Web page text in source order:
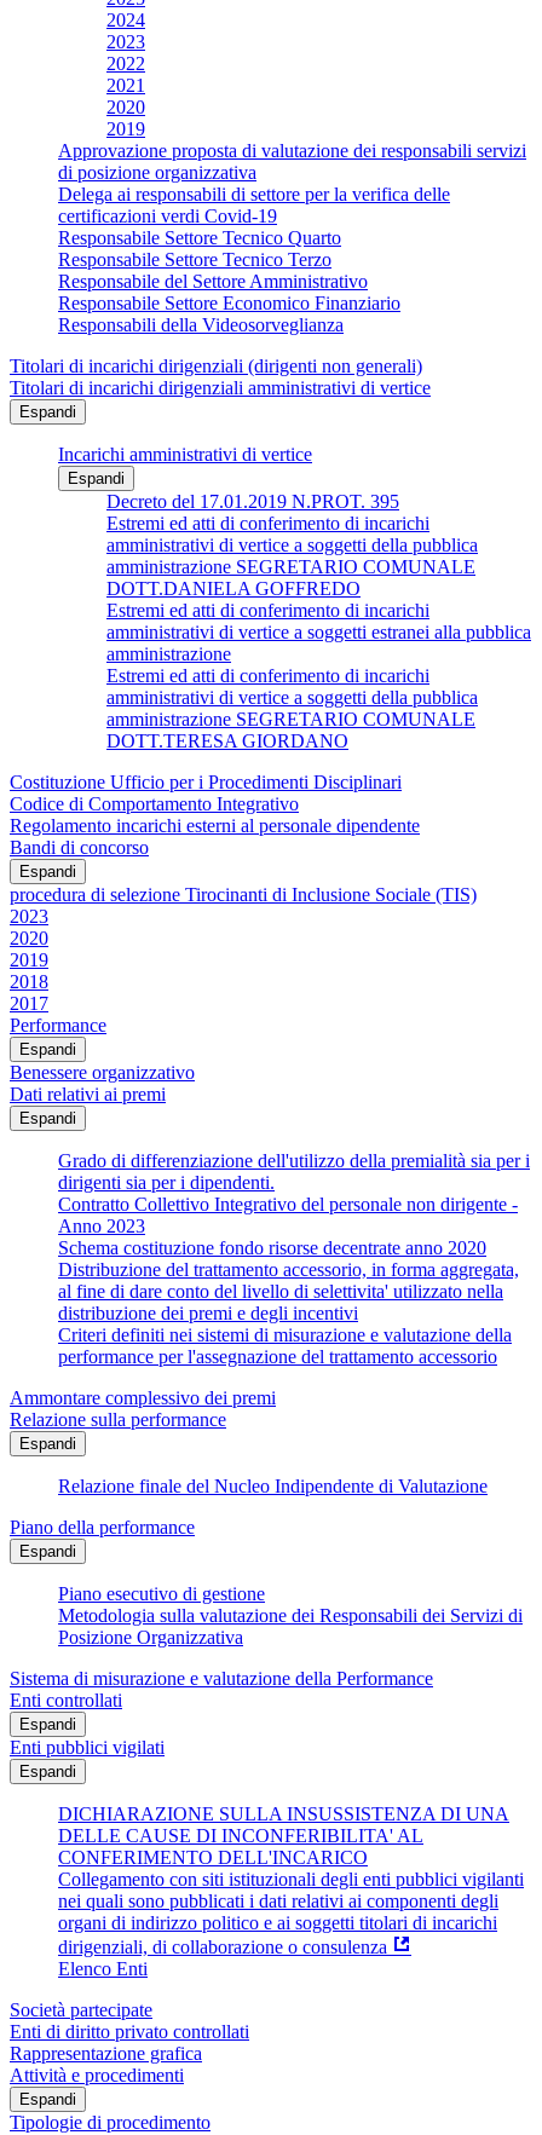
2024
2023
2022
2021
2020
2019
Approvazione proposta di valutazione dei responsabili servizi
di posizione organizzativa
Delega ai responsabili di settore per la verifica delle
certificazioni verdi Covid-19
Responsabile Settore Tecnico Quarto
Responsabile Settore Tecnico Terzo
Responsabile del Settore Amministrativo
Responsabile Settore Economico Finanziario
Responsabili della Videosorveglianza
Titolari di incarichi dirigenziali (dirigenti non generali)
Titolari di incarichi dirigenziali amministrativi di vertice
Espandi
Incarichi amministrativi di vertice
Espandi
Decreto del 17.01.2019 N.PROT. 395
Estremi ed atti di conferimento di incarichi
amministrativi di vertice a soggetti della pubblica
amministrazione SEGRETARIO COMUNALE
DOTT.DANIELA GOFFREDO
Estremi ed atti di conferimento di incarichi
amministrativi di vertice a soggetti estranei alla pubblica
amministrazione
Estremi ed atti di conferimento di incarichi
amministrativi di vertice a soggetti della pubblica
amministrazione SEGRETARIO COMUNALE
DOTT.TERESA GIORDANO
Costituzione Ufficio per i Procedimenti Disciplinari
Codice di Comportamento Integrativo
Regolamento incarichi esterni al personale dipendente
Bandi di concorso
Espandi
procedura di selezione Tirocinanti di Inclusione Sociale (TIS)
2023
2020
2019
2018
2017
Performance
Espandi
Benessere organizzativo
Dati relativi ai premi
Espandi
Grado di differenziazione dell'utilizzo della premialità sia per i
dirigenti sia per i dipendenti.
Contratto Collettivo Integrativo del personale non dirigente -
Anno 2023
Schema costituzione fondo risorse decentrate anno 2020
Distribuzione del trattamento accessorio, in forma aggregata,
al fine di dare conto del livello di selettivita' utilizzato nella
distribuzione dei premi e degli incentivi
Criteri definiti nei sistemi di misurazione e valutazione della
performance per l'assegnazione del trattamento accessorio
Ammontare complessivo dei premi
Relazione sulla performance
Espandi
Relazione finale del Nucleo Indipendente di Valutazione
Piano della performance
Espandi
Piano esecutivo di gestione
Metodologia sulla valutazione dei Responsabili dei Servizi di
Posizione Organizzativa
Sistema di misurazione e valutazione della Performance
Enti controllati
Espandi
Enti pubblici vigilati
Espandi
DICHIARAZIONE SULLA INSUSSISTENZA DI UNA
DELLE CAUSE DI INCONFERIBILITA' AL
CONFERIMENTO DELL'INCARICO
Collegamento con siti istituzionali degli enti pubblici vigilanti
nei quali sono pubblicati i dati relativi ai componenti degli
organi di indirizzo politico e ai soggetti titolari di incarichi
dirigenziali, di collaborazione o consulenza
Elenco Enti
Società partecipate
Enti di diritto privato controllati
Rappresentazione grafica
Attività e procedimenti
Espandi
Tipologie di procedimento